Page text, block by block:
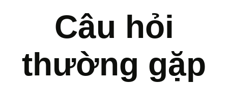
Câu hỏi
thường gặp